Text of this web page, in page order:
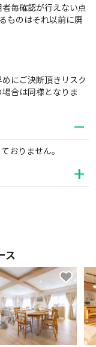
毎確認が行えない点
ものはそれ以前に廃
にご決断頂きリスク
合は同様となりま
おりません。
ス